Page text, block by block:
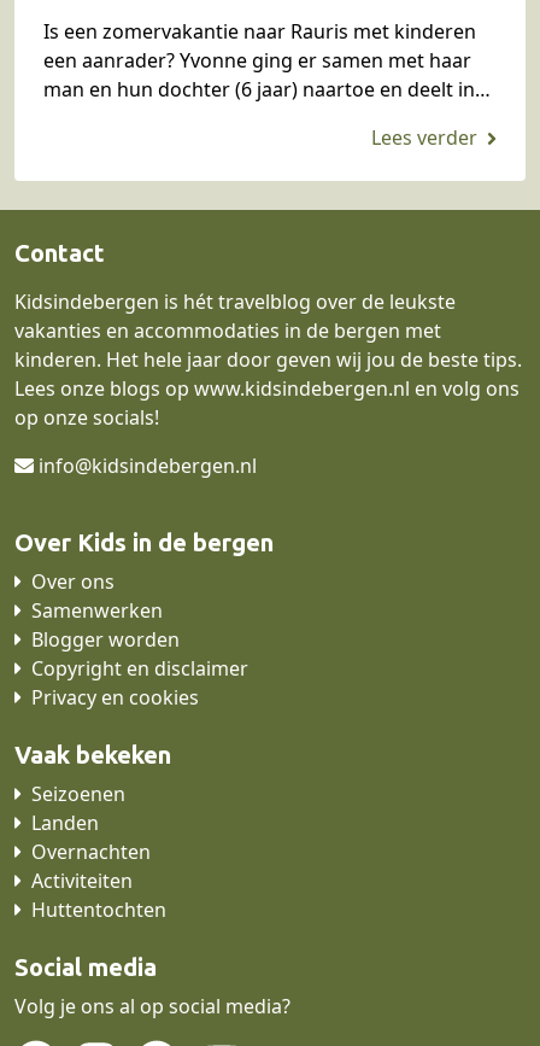
Is een zomervakantie naar Rauris met kinderen
een aanrader? Yvonne ging er samen met haar
man en hun dochter (6 jaar) naartoe en deelt in
Contact
Kidsindebergen is hét travelblog over de leukste
vakanties en accommodaties in de bergen met
kinderen. Het hele jaar door geven wij jou de beste tips.
Lees onze blogs op www.kidsindebergen.nl en volg ons
op onze socials!
info@kidsindebergen.nl
Over Kids in de bergen
Over ons
Samenwerken
Blogger worden
Copyright en disclaimer
Privacy en cookies
Vaak bekeken
Seizoenen
Landen
Overnachten
Activiteiten
Huttentochten
Social media
Volg je ons al op social media?